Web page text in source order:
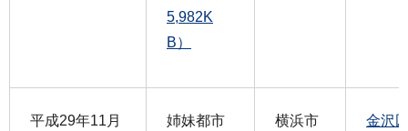
5,982K
B）
平成29年11月
姉妹都市
横浜市 金沢